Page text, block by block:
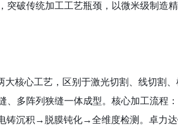
突破传统加工工艺瓶颈，以微米级制造
大核心工艺，区别于激光切割、线切割
多阵列狭缝一体成型。核心加工流程
沉积→脱膜钝化→全维度检测。卓力达